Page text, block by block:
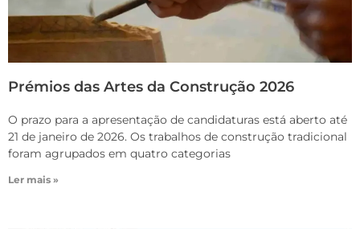
Prémios das Artes da Construção 2026
O prazo para a apresentação de candidaturas está aberto até
21 de janeiro de 2026. Os trabalhos de construção tradicional
foram agrupados em quatro categorias
Ler mais »